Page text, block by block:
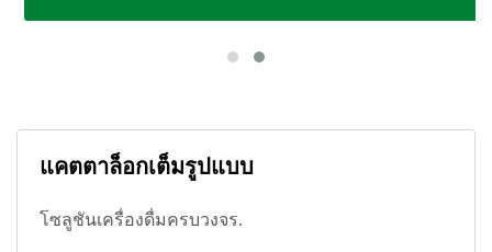
แคตตาล็อกเต็มรูปแบบ
โซลูชันเครื่องดื่มครบวงจร.